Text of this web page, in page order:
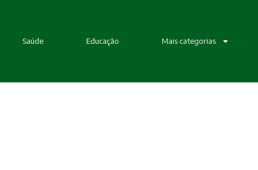
Saúde Educação Mais categorias